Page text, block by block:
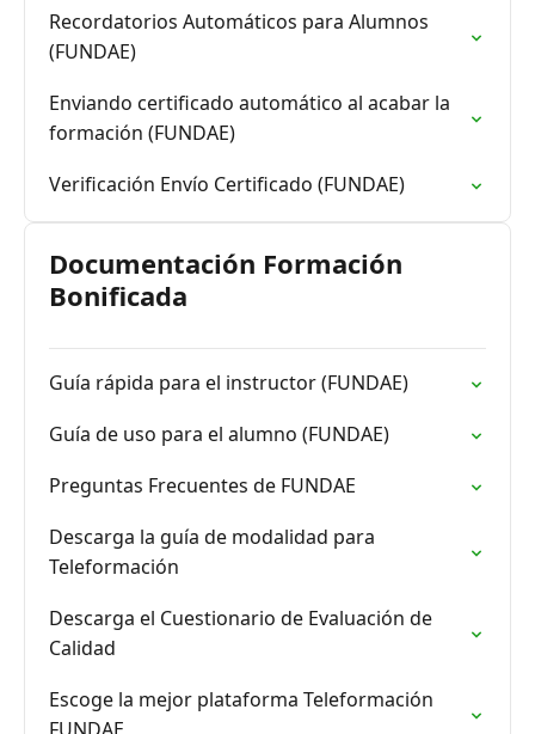
Recordatorios Automáticos para Alumnos
(FUNDAE)
Enviando certificado automático al acabar la
formación (FUNDAE)
Verificación Envío Certificado (FUNDAE)
Documentación Formación
Bonificada
Guía rápida para el instructor (FUNDAE)
Guía de uso para el alumno (FUNDAE)
Preguntas Frecuentes de FUNDAE
Descarga la guía de modalidad para
Teleformación
Descarga el Cuestionario de Evaluación de
Calidad
Escoge la mejor plataforma Teleformación